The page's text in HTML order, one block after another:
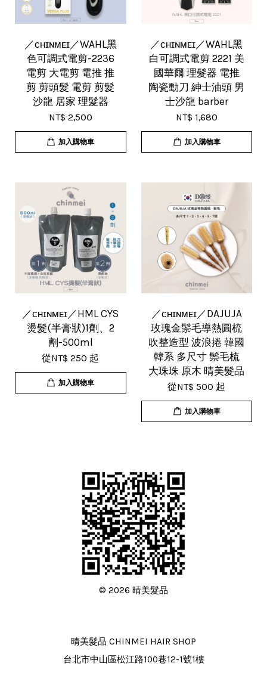
／ᴄʜɪɴᴍᴇɪ／WAHL黑
色可調式電剪-2236
電剪 大電剪 電推 推
剪 剪頭髮 電剪 剪髮
沙龍 居家 理髮器
NT$ 2,500
加入購物車
／ᴄʜɪɴᴍᴇɪ／WAHL黑
白可調式電剪 2221 美
國華爾 理髮器 電推
陶瓷動刀 紳士油頭 男
士沙龍 barber
NT$ 1,680
加入購物車
／ᴄʜɪɴᴍᴇɪ／HML CYS
燙髮(半膏狀)1劑、2
劑-500ml
從NT$ 250 起
加入購物車
／ᴄʜɪɴᴍᴇɪ／DAJUJA
玫瑰金鬃毛導熱圓梳
吹整造型 波浪捲 韓國
韓系 多尺寸 鬃毛梳
大珠珠 原木 晴美髮品
從NT$ 500 起
加入購物車
© 2026 晴美髮品
晴美髮品 CHINMEI HAIR SHOP
台北市中山區松江路100巷12-1號1樓